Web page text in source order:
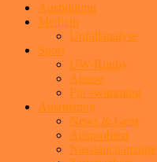
Ausbildung
Medizin
Unfallanalyse
Sport
UW-Rugby
Apnoe
Fin swimming
Ausrüstung
News & Gear
Ausprobiert
Nasstauchanzüge